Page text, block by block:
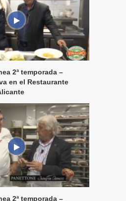
2ª temporada –
en el Restaurante
2ª temporada –